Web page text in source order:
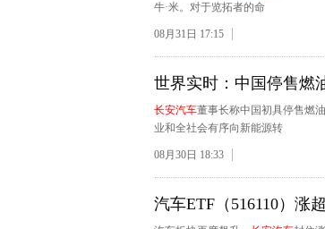
牛·米。对于览拓者的命
08月31日 17:15
世界实时：中国停售燃
长安汽车董事长称中国初具停售燃
业和全社会有序向新能源转
08月30日 18:33
汽车ETF（516110）涨